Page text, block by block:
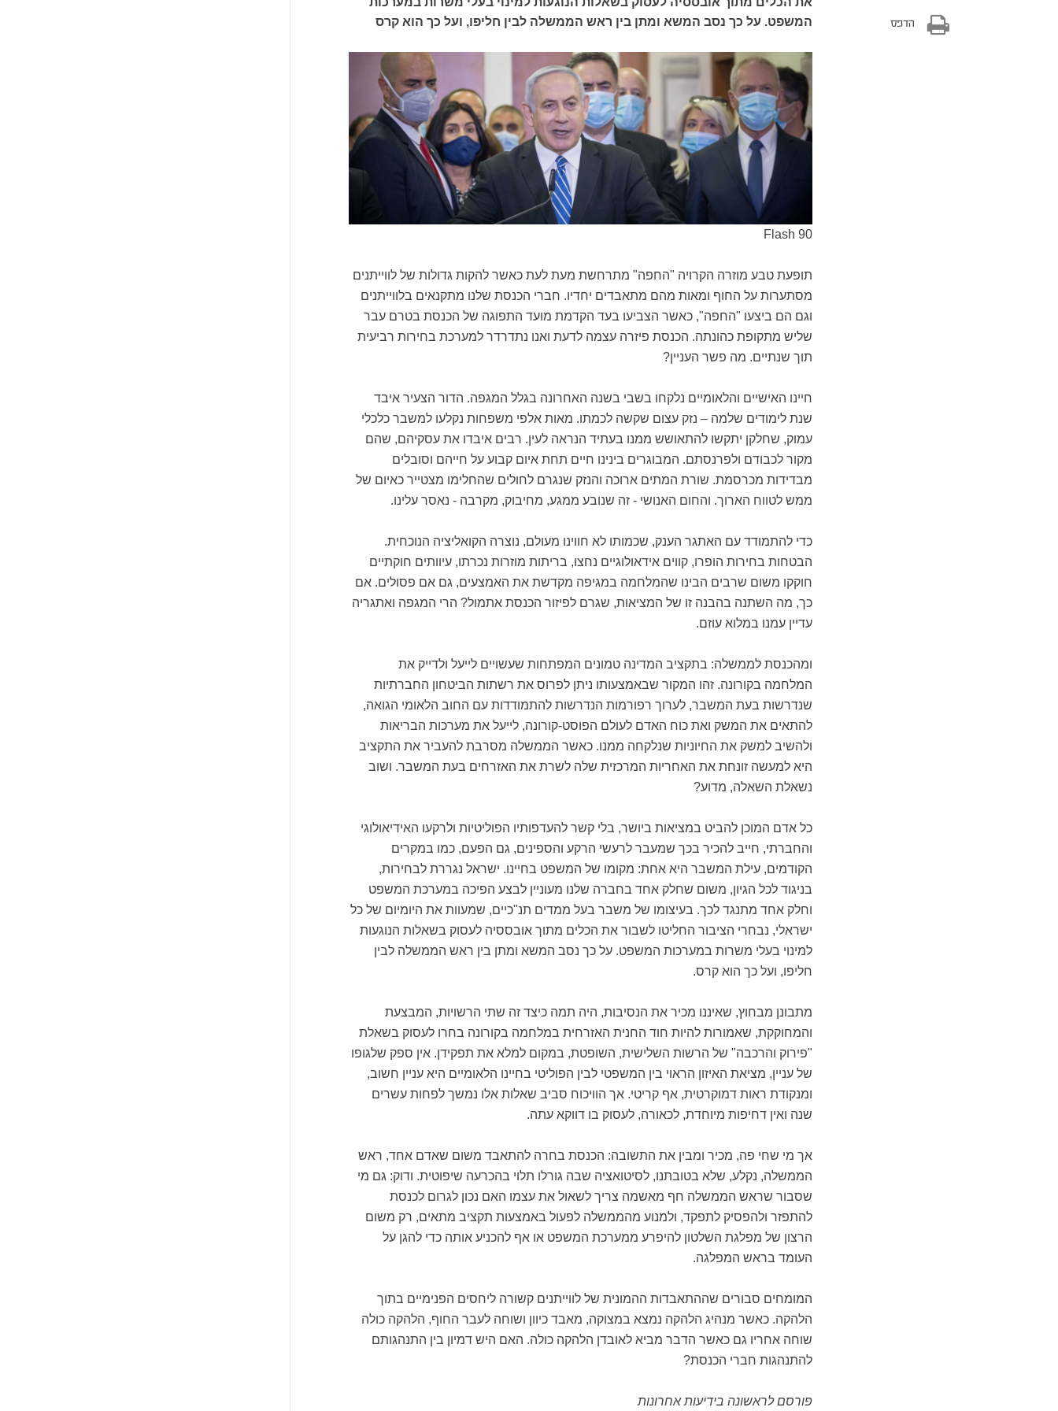
המשפט. על כך נסב המשא ומתן בין ראש הממשלה לבין חליפו, ועל כך הוא קרס
Flash 90
תופעת טבע מוזרה הקרויה "החפה" מתרחשת מעת לעת כאשר להקות גדולות של לווייתנים
מסתערות על החוף ומאות מהם מתאבדים יחדיו. חברי הכנסת שלנו מתקנאים בלווייתנים
וגם הם ביצעו "החפה", כאשר הצביעו בעד הקדמת מועד התפוגה של הכנסת בטרם עבר
שליש מתקופת כהונתה. הכנסת פיזרה עצמה לדעת ואנו נתדרדר למערכת בחירות רביעית
תוך שנתיים. מה פשר העניין?
חיינו האישיים והלאומיים נלקחו בשבי בשנה האחרונה בגלל המגפה. הדור הצעיר איבד
שנת לימודים שלמה – נזק עצום שקשה לכמתו. מאות אלפי משפחות נקלעו למשבר כלכלי
עמוק, שחלקן יתקשו להתאושש ממנו בעתיד הנראה לעין. רבים איבדו את עסקיהם, שהם
מקור לכבודם ולפרנסתם. המבוגרים בינינו חיים תחת איום קבוע על חייהם וסובלים
מבדידות מכרסמת. שורת המתים ארוכה והנזק שנגרם לחולים שהחלימו מצטייר כאיום של
ממש לטווח הארוך. והחום האנושי - זה שנובע ממגע, מחיבוק, מקרבה - נאסר עלינו.
כדי להתמודד עם האתגר הענק, שכמותו לא חווינו מעולם, נוצרה הקואליציה הנוכחית.
הבטחות בחירות הופרו, קווים אידאולוגיים נחצו, בריתות מוזרות נכרתו, עיוותים חוקתיים
חוקקו משום שרבים הבינו שהמלחמה במגיפה מקדשת את האמצעים, גם אם פסולים. אם
כך, מה השתנה בהבנה זו של המציאות, שגרם לפיזור הכנסת אתמול? הרי המגפה ואתגריה
עדיין עמנו במלוא עוזם.
ומהכנסת לממשלה: בתקציב המדינה טמונים המפתחות שעשויים לייעל ולדייק את
המלחמה בקורונה. זהו המקור שבאמצעותו ניתן לפרוס את רשתות הביטחון החברתיות
שנדרשות בעת המשבר, לערוך רפורמות הנדרשות להתמודדות עם החוב הלאומי הגואה,
להתאים את המשק ואת כוח האדם לעולם הפוסט-קורונה, לייעל את מערכות הבריאות
ולהשיב למשק את החיוניות שנלקחה ממנו. כאשר הממשלה מסרבת להעביר את התקציב
היא למעשה זונחת את האחריות המרכזית שלה לשרת את האזרחים בעת המשבר. ושוב
נשאלת השאלה, מדוע?
כל אדם המוכן להביט במציאות ביושר, בלי קשר להעדפותיו הפוליטיות ולרקעו האידיאולוגי
והחברתי, חייב להכיר בכך שמעבר לרעשי הרקע והספינים, גם הפעם, כמו במקרים
הקודמים, עילת המשבר היא אחת: מקומו של המשפט בחיינו. ישראל נגררת לבחירות,
בניגוד לכל הגיון, משום שחלק אחד בחברה שלנו מעוניין לבצע הפיכה במערכת המשפט
וחלק אחד מתנגד לכך. בעיצומו של משבר בעל ממדים תנ"כיים, שמעוות את היומיום של כל
ישראלי, נבחרי הציבור החליטו לשבור את הכלים מתוך אובססיה לעסוק בשאלות הנוגעות
למינוי בעלי משרות במערכות המשפט. על כך נסב המשא ומתן בין ראש הממשלה לבין
חליפו, ועל כך הוא קרס.
מתבונן מבחוץ, שאיננו מכיר את הנסיבות, היה תמה כיצד זה שתי הרשויות, המבצעת
והמחוקקת, שאמורות להיות חוד החנית האזרחית במלחמה בקורונה בחרו לעסוק בשאלת
"פירוק והרכבה" של הרשות השלישית, השופטת, במקום למלא את תפקידן. אין ספק שלגופו
של עניין, מציאת האיזון הראוי בין המשפטי לבין הפוליטי בחיינו הלאומיים היא עניין חשוב,
ומנקודת ראות דמוקרטית, אף קריטי. אך הוויכוח סביב שאלות אלו נמשך לפחות עשרים
שנה ואין דחיפות מיוחדת, לכאורה, לעסוק בו דווקא עתה.
אך מי שחי פה, מכיר ומבין את התשובה: הכנסת בחרה להתאבד משום שאדם אחד, ראש
הממשלה, נקלע, שלא בטובתנו, לסיטואציה שבה גורלו תלוי בהכרעה שיפוטית. ודוק: גם מי
שסבור שראש הממשלה חף מאשמה צריך לשאול את עצמו האם נכון לגרום לכנסת
להתפזר ולהפסיק לתפקד, ולמנוע מהממשלה לפעול באמצעות תקציב מתאים, רק משום
הרצון של מפלגת השלטון להיפרע ממערכת המשפט או אף להכניע אותה כדי להגן על
העומד בראש המפלגה.
המומחים סבורים שההתאבדות ההמונית של לווייתנים קשורה ליחסים הפנימיים בתוך
הלהקה. כאשר מנהיג הלהקה נמצא במצוקה, מאבד כיוון ושוחה לעבר החוף, הלהקה כולה
שוחה אחריו גם כאשר הדבר מביא לאובדן הלהקה כולה. האם היש דמיון בין התנהגותם
להתנהגות חברי הכנסת?
פורסם לראשונה בידיעות אחרונות
הדפס